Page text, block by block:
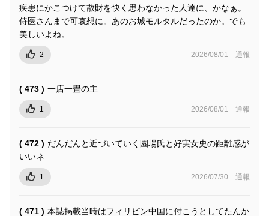
疾患にかこつけて散財を快く思わなかった人達に、かなぁ。
侍医さんまで可哀想に。あのお城モルタルだったのか。でも
美しいよね。
2 2026/08/01 通報
( 473 ) 一店一畳の主
1 2026/08/01 通報
( 472 ) だんだんと近づいていく園場氏と好実女史の距離感が
いいネ
1 2026/07/30 通報
( 471 ) 本誌掲載当時はフィリピン中国に付こうとしてたんか